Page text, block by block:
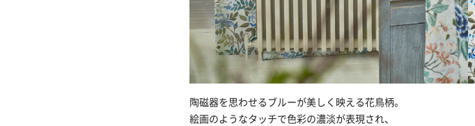
陶磁器を思わせるブルーが美しく映える花鳥柄。
絵画のようなタッチで色彩の濃淡が表現され、